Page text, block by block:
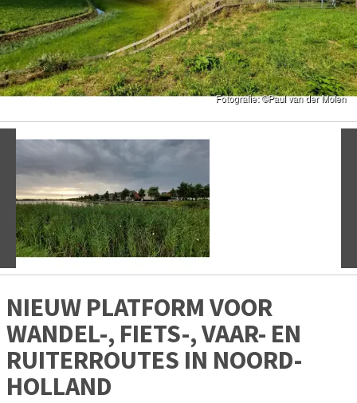
Vorige
NIEUW PLATFORM VOOR
WANDEL-, FIETS-, VAAR- EN
RUITERROUTES IN NOORD-
HOLLAND